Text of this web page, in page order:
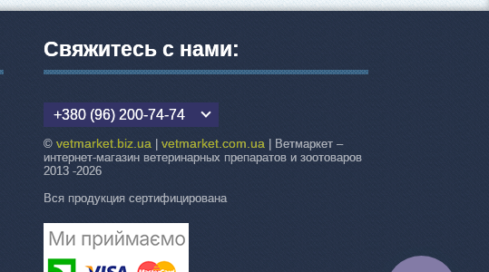
Свяжитесь с нами:
+380 (96) 200-74-74
©vetmarket.biz.ua |vetmarket.com.ua | Ветмаркет –
интернет-магазин ветеринарных препаратов и зоотоваров
2013 -2026
Вся продукция сертифицирована